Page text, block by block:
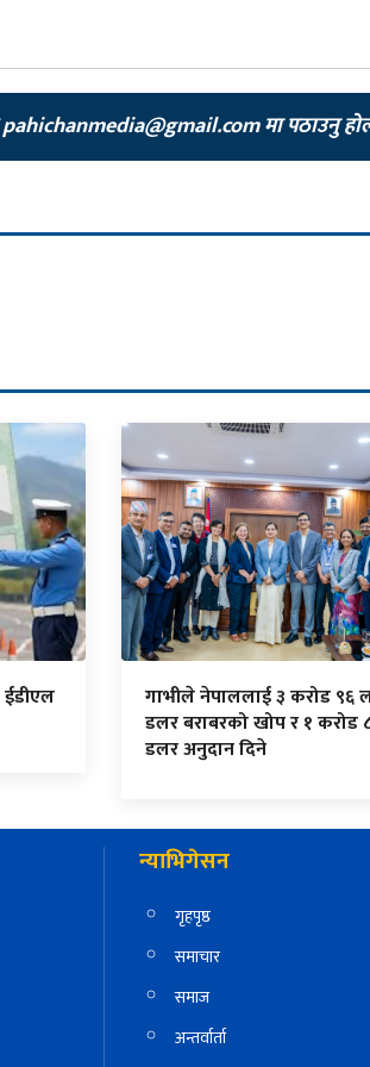
pahichanmedia@gmail.comमा पठाउनु
गाभीले नेपाललाई ३ करोड ९६
डलर बराबरको खोप र १ करोड
डलर अनुदान दिने
न्याभिगेसन
गृहपृष्ठ
समाचार
समाज
अन्तर्वार्ता